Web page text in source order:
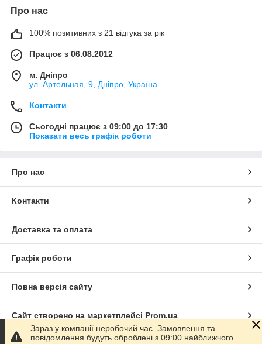
Про нас
100% позитивних з 21 відгука за рік
Працює з 06.08.2012
м. Дніпро
ул. Артельная, 9, Дніпро, Україна
Контакти
Сьогодні працює з 09:00 до 17:30
Показати весь графік роботи
Про нас
Контакти
Доставка та оплата
Графік роботи
Повна версія сайту
Сайт створено на маркетплейсі Prom.ua
Зараз у компанії неробочий час. Замовлення та
повідомлення будуть оброблені з 09:00 найближчого